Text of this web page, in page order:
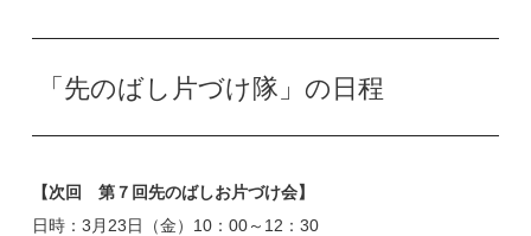
「先のばし片づけ隊」の日程
【次回 第７回先のばしお片づけ会】
日時：3月23日（金）10：00～12：30